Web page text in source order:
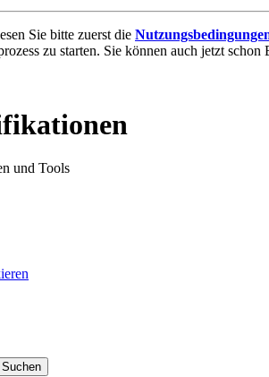
Sie bitte zuerst die
zu starten. Sie können auch jetzt
und Tools